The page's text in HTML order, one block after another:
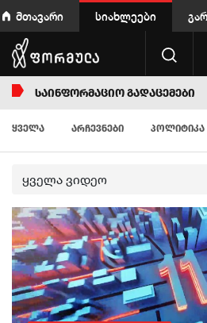
მთავარი სიახლეები
ᲡᲐᲘᲜᲤᲝᲠᲛᲐᲪᲘᲝ ᲒᲐᲓᲐᲪᲔᲛᲔᲑᲘ
ᲧᲕᲔᲚᲐ ᲐᲠᲩᲔᲕᲜᲔᲑᲘ ᲞᲝᲚᲘᲢᲘᲙᲐ
ყველა ვიდეო